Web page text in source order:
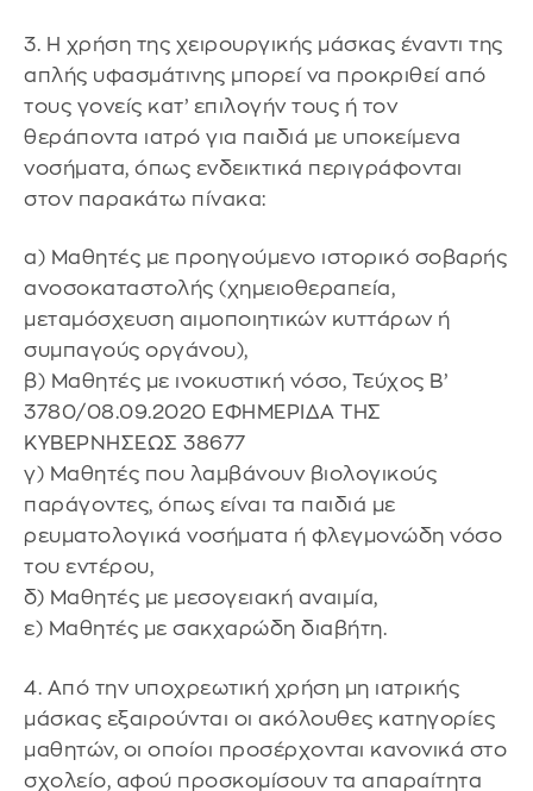
3. Η χρήση της χειρουργικής μάσκας έναντι της
απλής υφασμάτινης μπορεί να προκριθεί από
τους γονείς κατ’ επιλογήν τους ή τον
θεράποντα ιατρό για παιδιά με υποκείμενα
νοσήματα, όπως ενδεικτικά περιγράφονται
στον παρακάτω πίνακα:
α) Μαθητές με προηγούμενο ιστορικό σοβαρής
ανοσοκαταστολής (χημειοθεραπεία,
μεταμόσχευση αιμοποιητικών κυττάρων ή
συμπαγούς οργάνου),
β) Μαθητές με ινοκυστική νόσο, Τεύχος B’
3780/08.09.2020 ΕΦΗΜΕΡΙ∆Α TΗΣ
ΚΥΒΕΡΝΗΣΕΩΣ 38677
γ) Μαθητές που λαμβάνουν βιολογικούς
παράγοντες, όπως είναι τα παιδιά με
ρευματολογικά νοσήματα ή φλεγμονώδη νόσο
του εντέρου,
δ) Μαθητές με μεσογειακή αναιμία,
ε) Μαθητές με σακχαρώδη διαβήτη.
4. Από την υποχρεωτική χρήση μη ιατρικής
μάσκας εξαιρούνται οι ακόλουθες κατηγορίες
μαθητών, οι οποίοι προσέρχονται κανονικά στο
σχολείο, αφού προσκομίσουν τα απαραίτητα